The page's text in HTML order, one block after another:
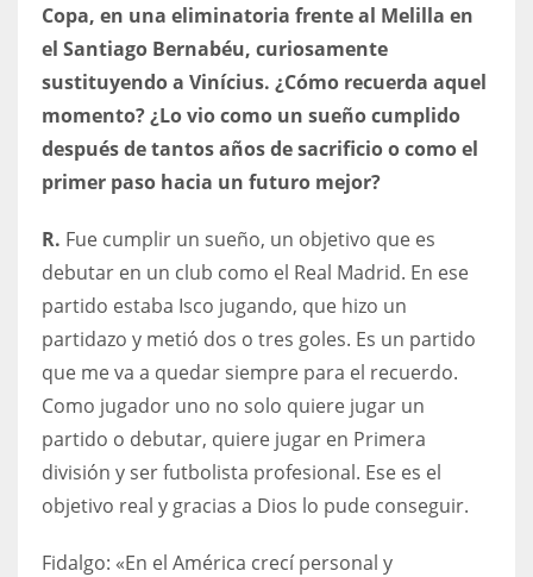
Copa, en una eliminatoria frente al Melilla en
el Santiago Bernabéu, curiosamente
sustituyendo a Vinícius. ¿Cómo recuerda aquel
momento? ¿Lo vio como un sueño cumplido
después de tantos años de sacrificio o como el
primer paso hacia un futuro mejor?
R. Fue cumplir un sueño, un objetivo que es
debutar en un club como el Real Madrid. En ese
partido estaba Isco jugando, que hizo un
partidazo y metió dos o tres goles. Es un partido
que me va a quedar siempre para el recuerdo.
Como jugador uno no solo quiere jugar un
partido o debutar, quiere jugar en Primera
división y ser futbolista profesional. Ese es el
objetivo real y gracias a Dios lo pude conseguir.
Fidalgo: «En el América crecí personal y